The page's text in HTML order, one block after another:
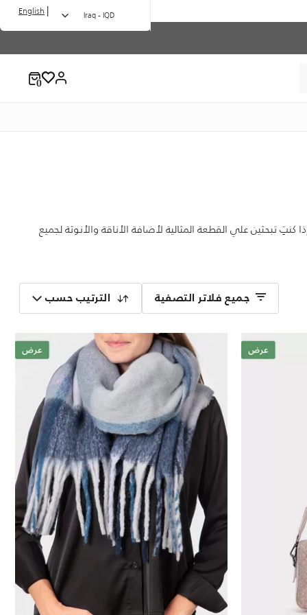
Iraq - IQD
|
English
تبحثين علي القطعة المثالية لأضافة الأناقة والأنوثة لجميع
الترتيب حسب جميع فلاتر التصفية